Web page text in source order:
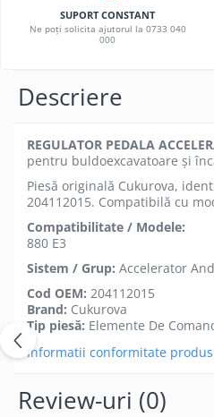
SUPORT CONSTANT
Ne poți solicita ajutorul la 0733 040
000
Descriere
REGULATOR PEDALA
pentru buldoexcavatoare și
Piesă originală Cukurova,
204112015. Compatibilă cu
Compatibilitate / Modele:
880 E3
Sistem / Grup: Accelerator
Cod OEM: 204112015
Brand: Cukurova
Tip piesă: Elemente De
Informatii conformitate produs
Review-uri (0)